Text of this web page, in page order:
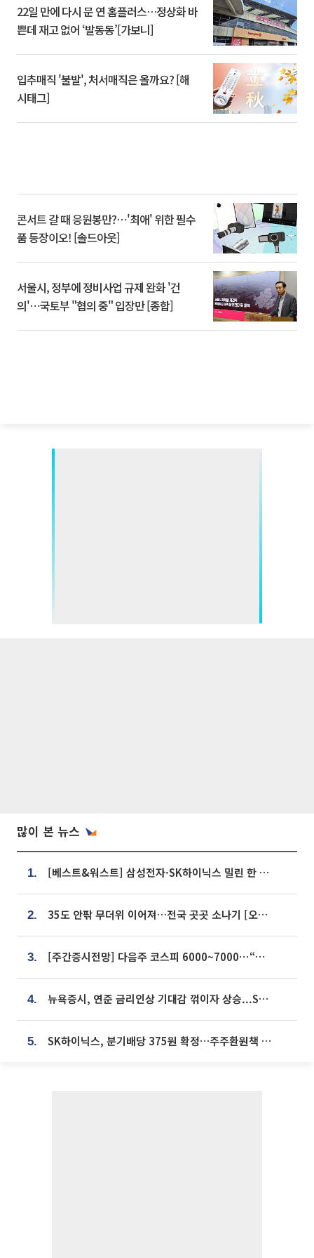
22일 만에 다시 문 연 홈플러스…정상화 바
쁜데 재고 없어 ‘발동동’[가보니]
입추매직 '불발', 처서매직은 올까요? [해
시태그]
콘서트 갈 때 응원봉만?⋯'최애' 위한 필수
품 등장이오! [솔드아웃]
서울시, 정부에 정비사업 규제 완화 '건
의'⋯국토부 "협의 중" 입장만 [종합]
많이 본 뉴스
1. [베스트&워스트] 삼성전자·SK하이닉스 밀린 한 주…상상인증권은 85% 급등
2. 35도 안팎 무더위 이어져…전국 곳곳 소나기 [오늘 날씨]
3. [주간증시전망] 다음주 코스피 6000~7000⋯“外人 수급은 정책이 변수”
4. 뉴욕증시, 연준 금리인상 기대감 꺾이자 상승...S&P500 사상 최고치 [종합]
5. SK하이닉스, 분기배당 375원 확정…주주환원책 9월로 앞당겨 발표